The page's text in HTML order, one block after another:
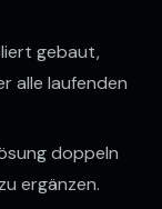
gebaut,
alle laufenden
doppeln
ergänzen.